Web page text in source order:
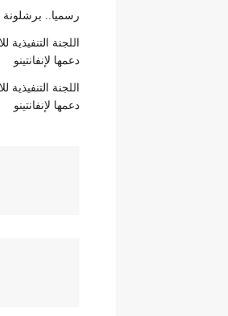
رسميا.. برشلونة
اللجنة التنفيذية
دعمها لإنفانتينو
اللجنة التنفيذية
دعمها لإنفانتينو